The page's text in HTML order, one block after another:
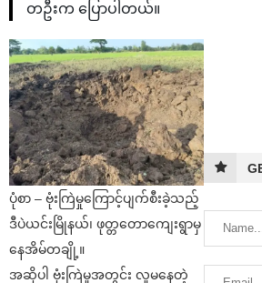
တဦးက ပြောပါတယ်။
ပုံစာ – ဗုံးကြဲမှု‌ကြောင့်ပျက်စီးခဲ့သည့်
ဒီပဲယင်းမြိုနယ်၊ ဖုတ္တတောကျေးရွာမှ
နေအိမ်တချို့။
အဆိုပါ ဗုံးကြဲမှုအတွင်း လူမနေတဲ့